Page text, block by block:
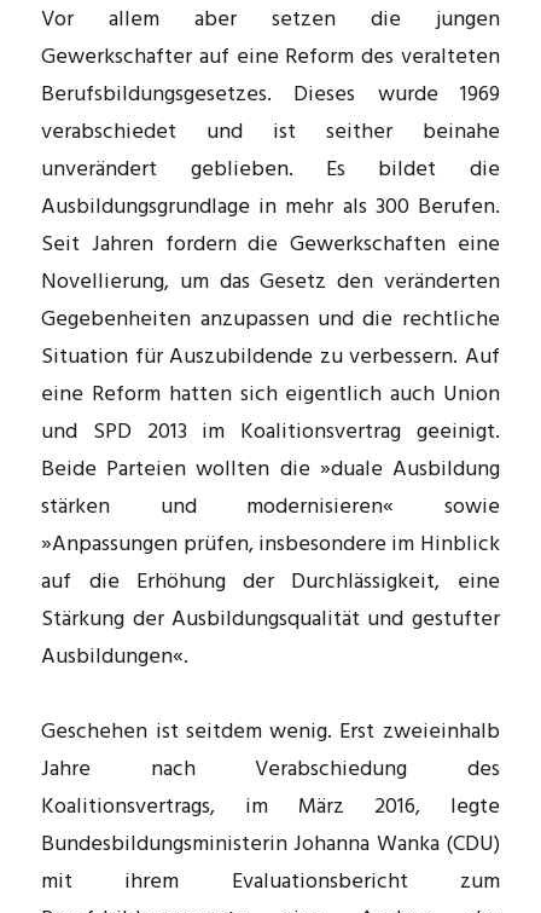
Vor allem aber setzen die jungen
Gewerkschafter auf eine Reform des veralteten
Berufsbildungsgesetzes. Dieses wurde 1969
verabschiedet und ist seither beinahe
unverändert geblieben. Es bildet die
Ausbildungsgrundlage in mehr als 300 Berufen.
Seit Jahren fordern die Gewerkschaften eine
Novellierung, um das Gesetz den veränderten
Gegebenheiten anzupassen und die rechtliche
Situation für Auszubildende zu verbessern. Auf
eine Reform hatten sich eigentlich auch Union
und SPD 2013 im Koalitionsvertrag geeinigt.
Beide Parteien wollten die »duale Ausbildung
stärken und modernisieren« sowie
»Anpassungen prüfen, insbesondere im Hinblick
auf die Erhöhung der Durchlässigkeit, eine
Stärkung der Ausbildungsqualität und gestufter
Ausbildungen«.
Geschehen ist seitdem wenig. Erst zweieinhalb
Jahre nach Verabschiedung des
Koalitionsvertrags, im März 2016, legte
Bundesbildungsminis­terin Johanna Wanka (CDU)
mit ihrem Evaluationsbericht zum